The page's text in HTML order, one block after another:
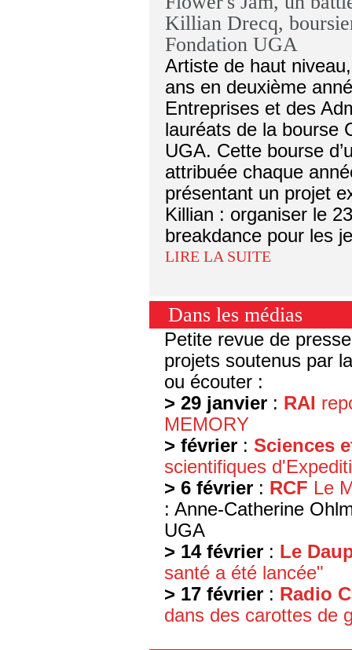
Killian Drecq,
Fondation UGA
Artiste de haut
ans en deuxième
Entreprises et des
lauréats de la bourse
UGA. Cette bourse
attribuée chaque
présentant un projet
Killian : organiser le
breakdance pour les
LIRE LA SUITE
Dans les médias
Petite revue de
projets soutenus par
ou écouter :
> 29 janvier : RAI
MEMORY
> février :Sciences
scientifiques
> 6 février : RCF Le
: Anne-Catherine
UGA
> 14 février : Le
santé a été lancée"
> 17 février : Radio
dans des carottes de